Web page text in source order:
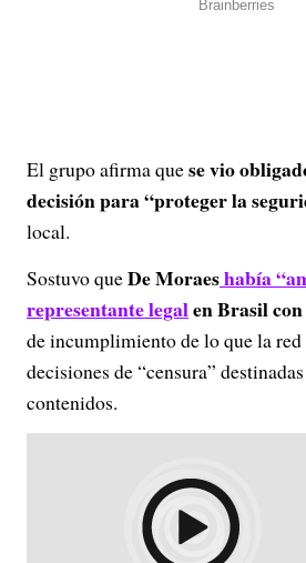
El grupo afirma quese vio
decisión para “proteger la
local.
Sostuvo queDe Moraeshabía
representante legalen Brasil
de incumplimiento de lo que la
decisiones de “censura”
contenidos.